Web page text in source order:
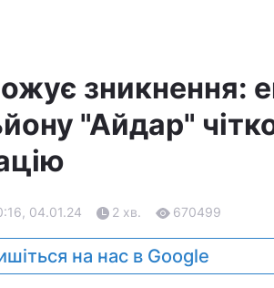
зникнення:
"Айдар"
04.01.24 2 хв. 670499
на нас в Google